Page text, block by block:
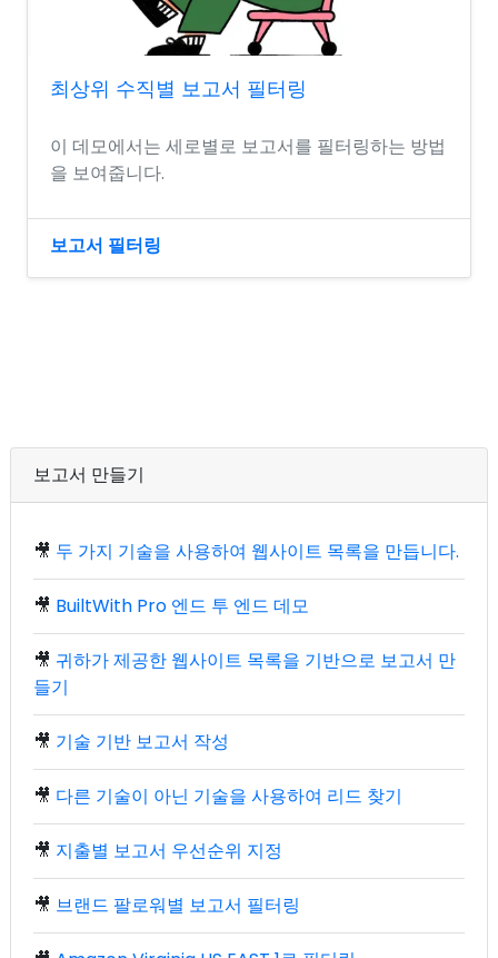
최상위 수직별 보고서 필터링
이 데모에서는 세로별로 보고서를 필터링하는 방법
을 보여줍니다.
보고서 필터링
보고서 만들기
🎥 두 가지 기술을 사용하여 웹사이트 목록을 만듭니다.
🎥 BuiltWith Pro 엔드 투 엔드 데모
🎥 귀하가 제공한 웹사이트 목록을 기반으로 보고서 만
들기
🎥 기술 기반 보고서 작성
🎥 다른 기술이 아닌 기술을 사용하여 리드 찾기
🎥 지출별 보고서 우선순위 지정
🎥 브랜드 팔로워별 보고서 필터링